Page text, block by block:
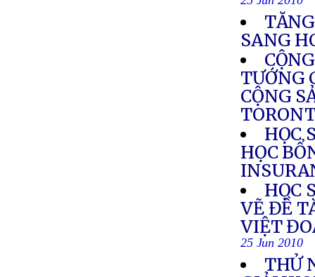
SANG
TƯỚNG
CỘNG
HỌC
HỌC
HỌC
VẼ ĐỀ
VIỆT
25 Jun 2010
THỬ